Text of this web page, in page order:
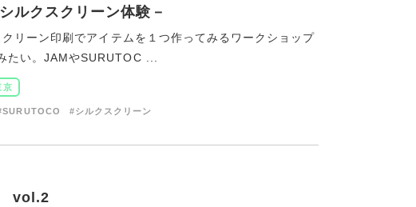
ルクスクリーン体験－
リーン印刷でアイテムを１つ作ってみるワークショップ
たい。JAMやSURUTOC ...
京
#シルクスクリーン
vol.2